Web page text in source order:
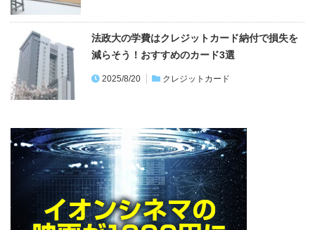
法政大の学費はクレジットカード納付で損失を
減らそう！おすすめのカード3選
2025/8/20 クレジットカード